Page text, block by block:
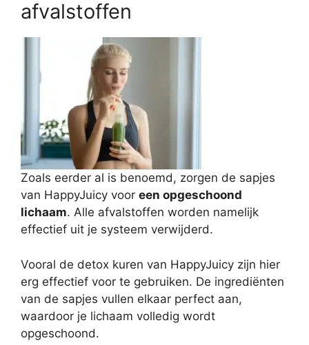
afvalstoffen
Zoals eerder al is benoemd, zorgen de sapjes
van HappyJuicy voor een opgeschoond
lichaam. Alle afvalstoffen worden namelijk
effectief uit je systeem verwijderd.
Vooral de detox kuren van HappyJuicy zijn hier
erg effectief voor te gebruiken. De ingrediënten
van de sapjes vullen elkaar perfect aan,
waardoor je lichaam volledig wordt
opgeschoond.